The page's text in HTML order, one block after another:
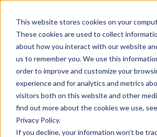
This website stores cookies on your
These cookies are used to collect
about how you interact with our website
us to remember you. We use this
order to improve and customize your
experience and for analytics and metrics
visitors both on this website and other
find out more about the cookies we use,
Privacy Policy.
If you decline, your information won’t be
content
Operational
4.0